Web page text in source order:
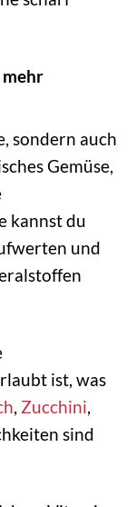
mehr
sondern auch
Gemüse,
kannst du
und
ist, was
, Zucchini,
sind